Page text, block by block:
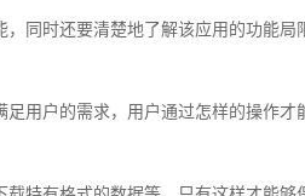
同时还要清楚地了解该应用的功能局
用户的需求，用户通过怎样的操作才